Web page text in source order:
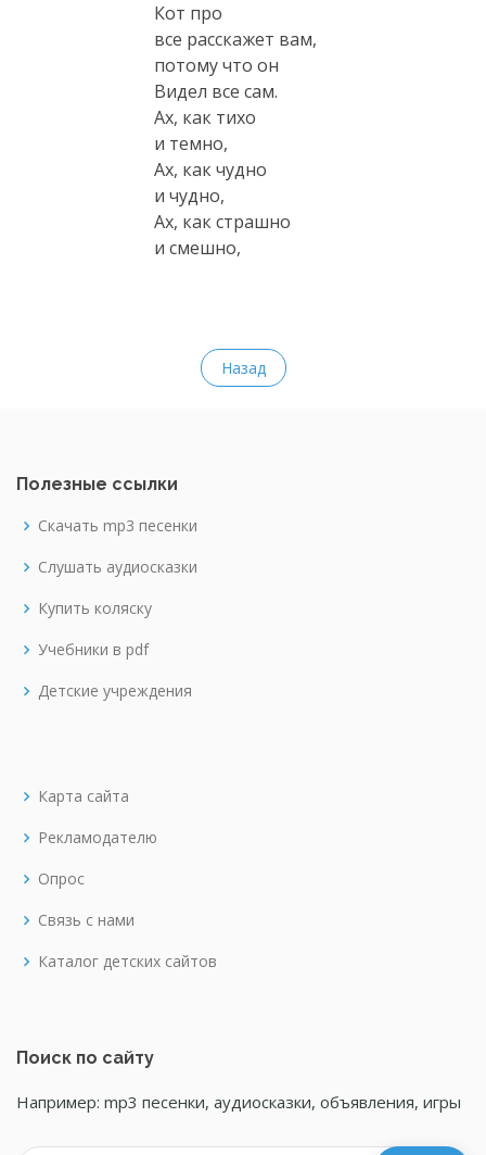
Кот про
все расскажет вам,
потому что он
Видел все сам.
Ах, как тихо
и темно,
Ах, как чудно
и чудно,
Ах, как страшно
и смешно,
Назад
Полезные ссылки
Скачать mp3 песенки
Слушать аудиосказки
Купить коляску
Учебники в pdf
Детские учреждения
Карта сайта
Рекламодателю
Опрос
Связь с нами
Каталог детских сайтов
Поиск по сайту
Например: mp3 песенки, аудиосказки, объявления, игры